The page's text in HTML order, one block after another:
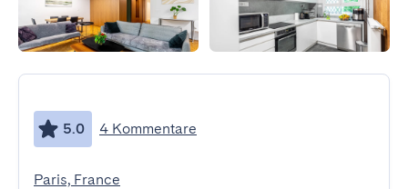
5.0 4 Kommentare
Paris, France